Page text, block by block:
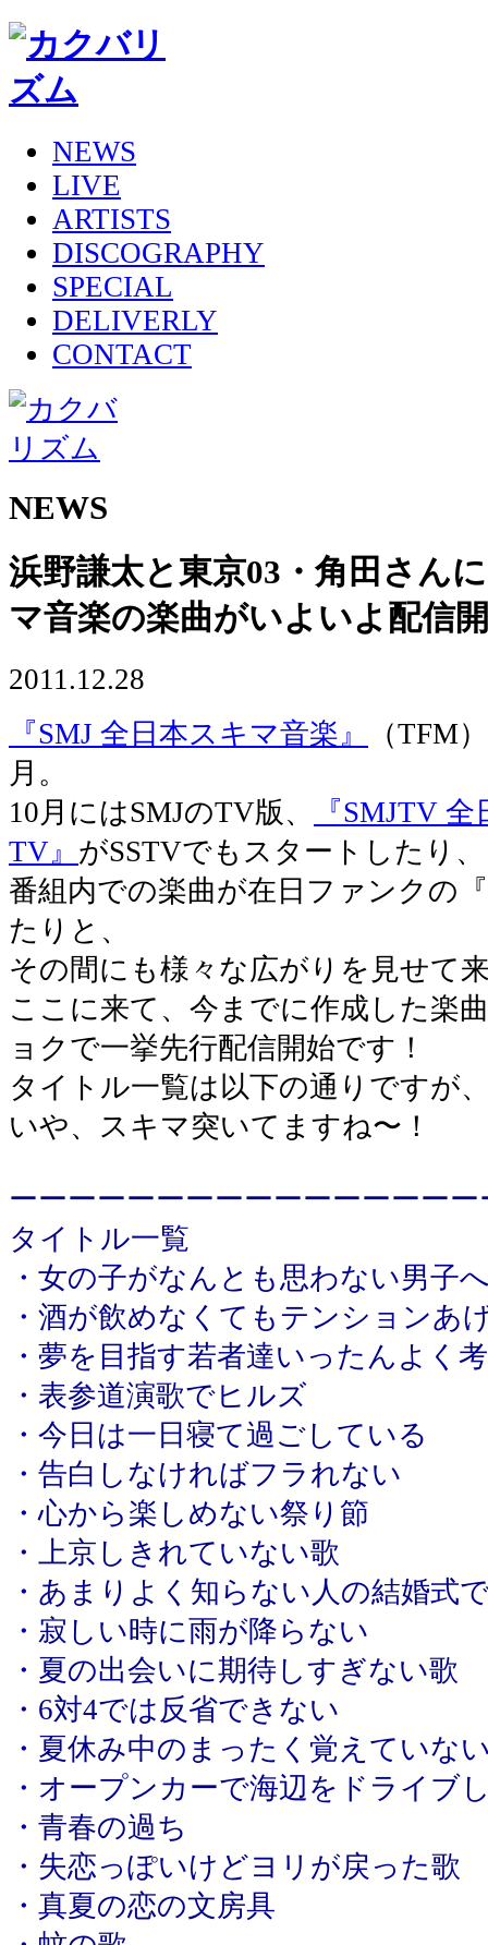
NEWS
LIVE
ARTISTS
DISCOGRAPHY
SPECIAL
DELIVERLY
CONTACT
NEWS
浜野謙太と東京03・角田さん
マ音楽の楽曲がいよいよ配信
2011.12.28
『SMJ 全日本スキマ音楽』
（TFM
月。
10月にはSMJのTV版、
『SMJTV
TV』 がSSTVでもスタートしたり、
番組内での楽曲が在日ファンクの
たりと、
その間にも様々な広がりを見せて
ここに来て、今までに作成した楽
ョクで一挙先行配信開始です！
タイトル一覧は以下の通りですが
いや、スキマ突いてますね〜！
ーーーーーーーーーーーーーーー
タイトル一覧
・女の子がなんとも思わない男子
・酒が飲めなくてもテンションあ
・夢を目指す若者達いったんよく
・表参道演歌でヒルズ
・今日は一日寝て過ごしている
・告白しなければフラれない
・心から楽しめない祭り節
・上京しきれていない歌
・あまりよく知らない人の結婚式
・寂しい時に雨が降らない
・夏の出会いに期待しすぎない歌
・6対4では反省できない
・夏休み中のまったく覚えていな
・オープンカーで海辺をドライブ
・青春の過ち
・失恋っぽいけどヨリが戻った歌
・真夏の恋の文房具